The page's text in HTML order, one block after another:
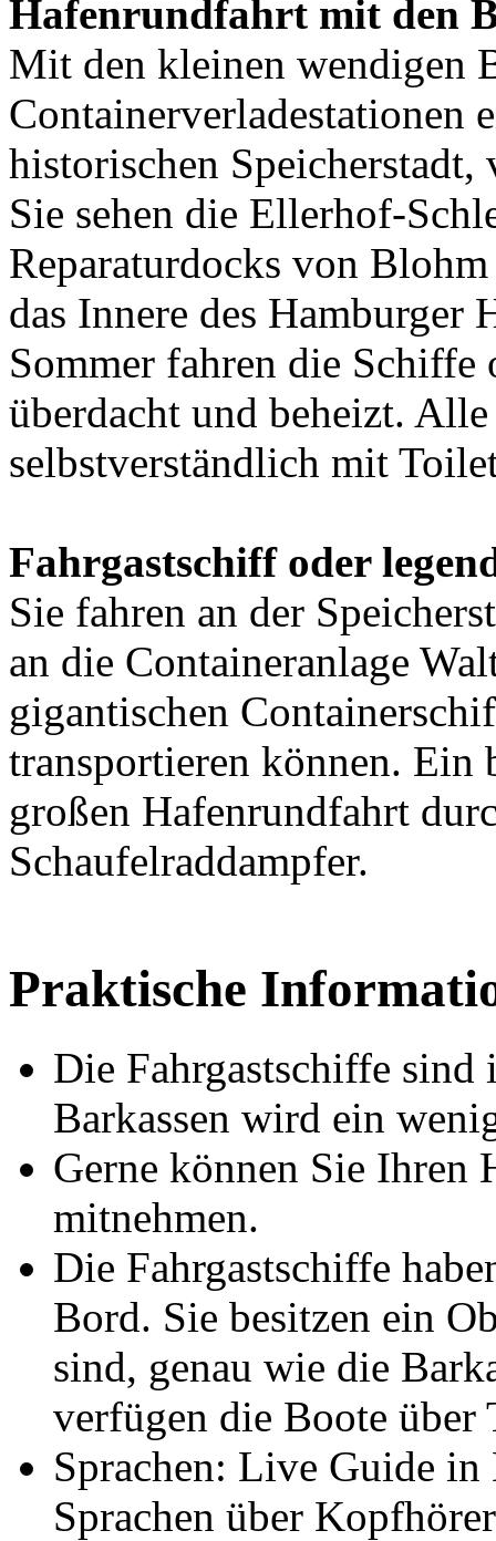
Hafenrundfahrt mit den
Mit den kleinen wendigen
Containerverladestationen
historischen
Sie sehen die Ellerhof-
Reparaturdocks von
das Innere des Hamburger
Sommer fahren die
überdacht und beheizt.
selbstverständlich mit
Fahrgastschiff oder
Sie fahren an der
an die Containeranlage
gigantischen
transportieren können. Ein
großen Hafenrundfahrt
Schaufelraddampfer.
Praktische
Die Fahrgastschiffe
Barkassen wird ein
Gerne können Sie Ihren
mitnehmen.
Die Fahrgastschiffe
Bord. Sie besitzen ein
sind, genau wie die
verfügen die Boote über
Sprachen: Live Guide
Sprachen über